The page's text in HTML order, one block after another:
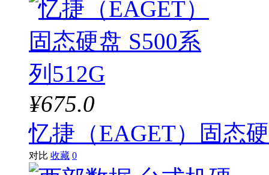
¥675.0
忆捷（EAGET）固态
对比 收藏 0